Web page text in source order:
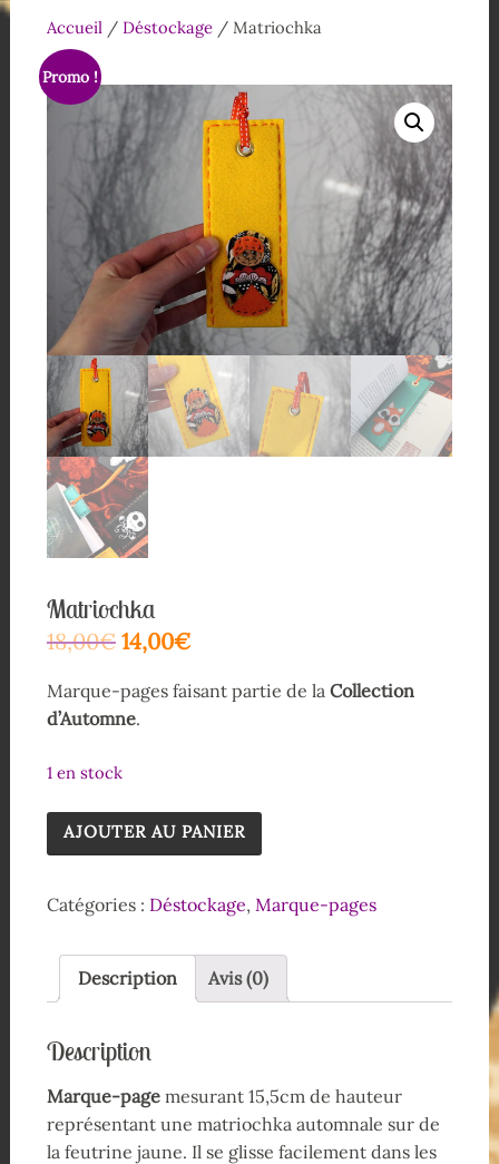
Accueil/ Déstockage/ Matriochka
Promo !
Matriochka
18,00€ 14,00€
Marque-pages faisant partie de la Collection
d’Automne.
1 en stock
AJOUTER AU PANIER
Catégories : Déstockage, Marque-pages
Description Avis (0)
Description
Marque-pagemesurant 15,5cm de hauteur
représentant une matriochka automnale sur de
la feutrine jaune. Il se glisse facilement dans les